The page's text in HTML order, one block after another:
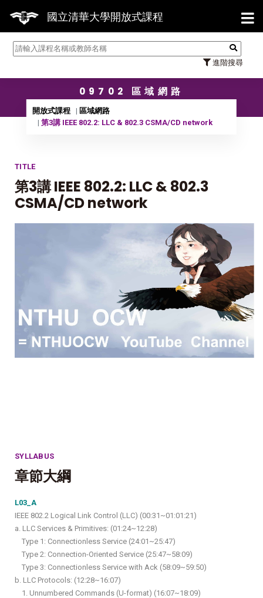
國立清華大學開放式課程
進階搜尋
【
09702 區域網路
開放式課程
區域網路
第3講 IEEE 802.2: LLC & 802.3 CSMA/CD network
TITLE
第3講 IEEE 802.2: LLC & 802.3
CSMA/CD network
SYLLABUS
章節大綱
L03_A
IEEE 802.2 Logical Link Control (LLC) (00:31~01:01:21)
a. LLC Services & Primitives: (01:24~12:28)
Type 1: Connectionless Service (24:01~25:47)
Type 2: Connection-Oriented Service (25:47~58:09)
Type 3: Connectionless Service with Ack (58:09~59:50)
b. LLC Protocols: (12:28~16:07)
1. Unnumbered Commands (U-format) (16:07~18:09)